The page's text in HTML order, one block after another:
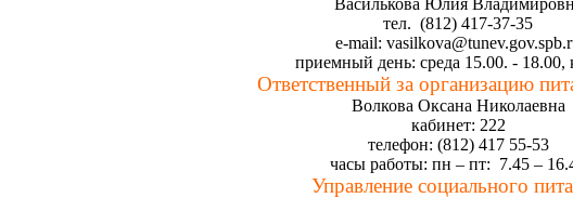
тел. (812) 417-37-35
e-mail:
приемный день: среда 15.00. - 18.00,
Ответственный за организацию
Волкова Оксана Николаевна
кабинет: 222
телефон: (812) 417 55-53
часы работы: пн – пт: 7.45 –
Управление социального